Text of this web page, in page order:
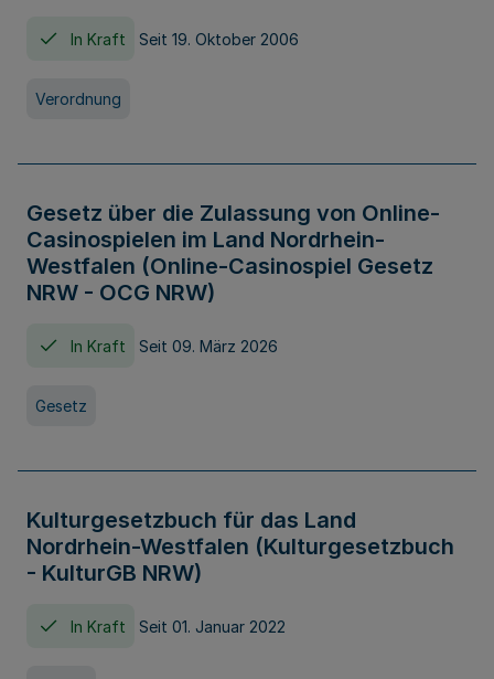
In Kraft Seit 19. Oktober 2006
Verordnung
Gesetz über die Zulassung von Online-
Casinospielen im Land Nordrhein-
Westfalen (Online-Casinospiel Gesetz
NRW - OCG NRW)
In Kraft Seit 09. März 2026
Gesetz
Kulturgesetzbuch für das Land
Nordrhein-Westfalen (Kulturgesetzbuch
- KulturGB NRW)
In Kraft Seit 01. Januar 2022